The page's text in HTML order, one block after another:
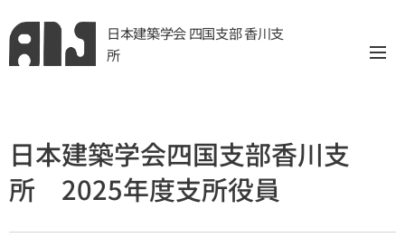
日本建築学会 四国支部 香川支
所
日本建築学会四国支部香川支
所 2025年度支所役員